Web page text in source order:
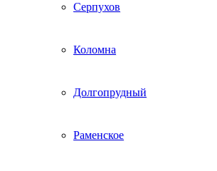
Серпухов
Коломна
Долгопрудный
Раменское